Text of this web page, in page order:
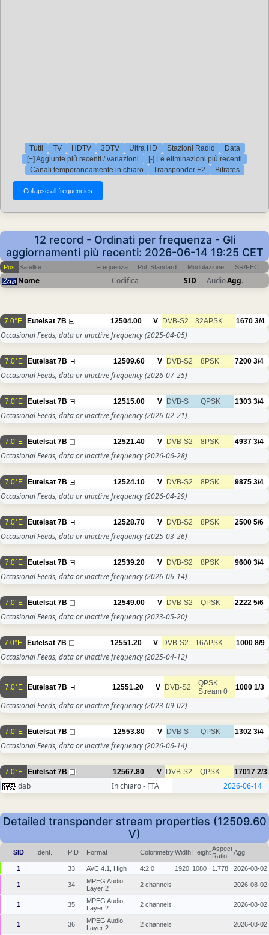
Tutti TV HDTV 3DTV Ultra HD Stazioni Radio
Data
[+] Aggiunte più recenti / variazioni
[-] Le eliminazioni più recenti
Canali temporaneamente in chiaro
Transponder F2 Bitrates
12 record - Ordinati per frequenza - Gli
aggiornamenti più recenti: 2026-06-14 19:25 CET
Pos Satellite Frequenza Pol Standard Modulazione SR/FEC
Nome Codifica SID AudioAgg.
7.0°E Eutelsat 7B 12504.00 V DVB-S2 32APSK 1670 3/4
Occasional Feeds, data or inactive frequency(2025-04-05)
7.0°E Eutelsat 7B 12509.60 V DVB-S2 8PSK 7200 3/4
Occasional Feeds, data or inactive frequency(2026-07-25)
7.0°E Eutelsat 7B 12515.00 V DVB-S QPSK 1303 3/4
Occasional Feeds, data or inactive frequency(2026-02-21)
7.0°E Eutelsat 7B 12521.40 V DVB-S2 8PSK 4937 3/4
Occasional Feeds, data or inactive frequency(2026-06-28)
7.0°E Eutelsat 7B 12524.10 V DVB-S2 8PSK 9875 3/4
Occasional Feeds, data or inactive frequency(2026-04-29)
7.0°E Eutelsat 7B 12528.70 V DVB-S2 8PSK 2500 5/6
Occasional Feeds, data or inactive frequency(2025-03-26)
7.0°E Eutelsat 7B 12539.20 V DVB-S2 8PSK 9600 3/4
Occasional Feeds, data or inactive frequency(2026-06-14)
7.0°E Eutelsat 7B 12549.00 V DVB-S2 QPSK 2222 5/6
Occasional Feeds, data or inactive frequency(2023-05-20)
7.0°E Eutelsat 7B 12551.20 V DVB-S2 16APSK 1000 8/9
Occasional Feeds, data or inactive frequency(2025-04-12)
7.0°E Eutelsat 7B 12551.20 V DVB-S2
QPSK
Stream 0
1000 1/3
Occasional Feeds, data or inactive frequency(2023-09-02)
7.0°E Eutelsat 7B 12553.80 V DVB-S QPSK 1302 3/4
Occasional Feeds, data or inactive frequency(2026-06-14)
7.0°E Eutelsat 7B 1 12567.80 V DVB-S2 QPSK 17017 2/3
dab In chiaro - FTA 2026-06-14
Detailed transponder stream properties (12509.60
V)
SID Ident. PID Format ColorimetryWidth HeightAspect
Ratio
Agg.
1 33 AVC 4.1, High 4:2:0 1920 1080 1.778 2026-08-02
1 34
MPEG Audio,
Layer 2
2 channels 2026-08-02
1 35
MPEG Audio,
Layer 2
2 channels 2026-08-02
1 36
MPEG Audio,
Layer 2
2 channels 2026-08-02